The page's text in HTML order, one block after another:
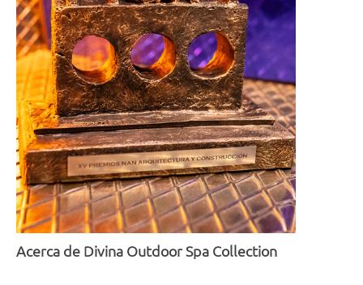
Acerca de Divina Outdoor Spa Collection